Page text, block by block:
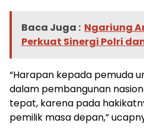
Baca Juga : Ngariung
Perkuat Sinergi Polri
“Harapan kepada pemuda
dalam pembangunan
tepat, karena pada
pemilik masa depan,”